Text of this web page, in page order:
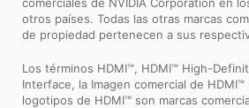
otros países. Todas las otras marcas
de propiedad pertenecen a sus
Los términos HDMI™, HDMI™ High-
Interface, la Imagen comercial de
logotipos de HDMI™ son marcas